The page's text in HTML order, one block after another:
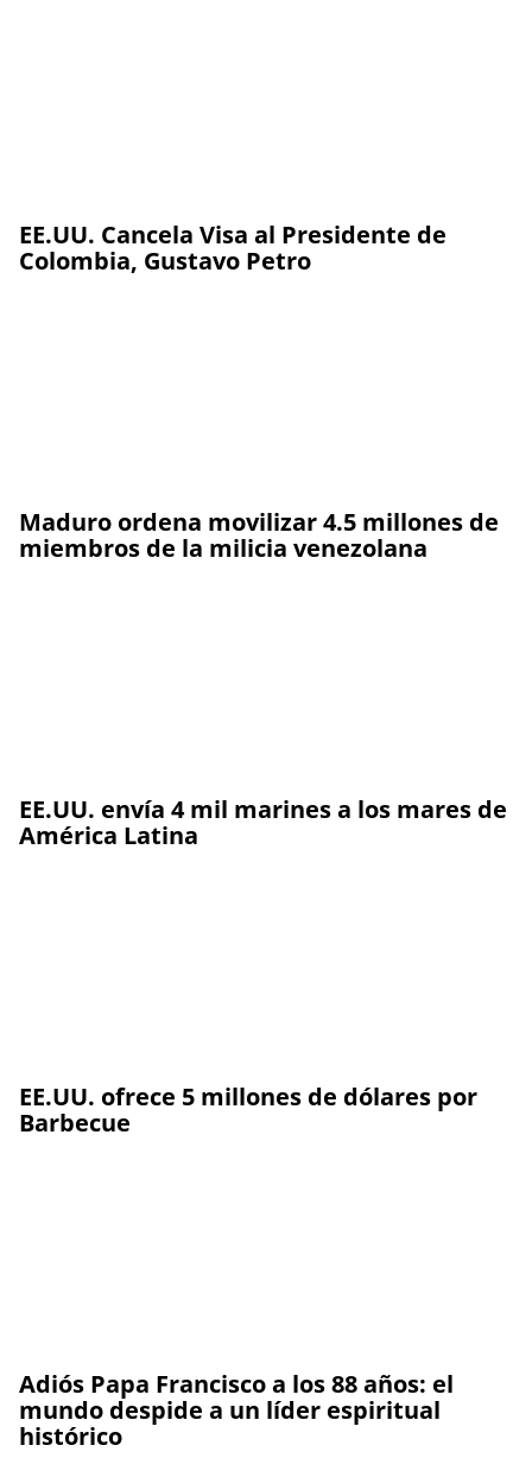
EE.UU. Cancela Visa al Presidente de
Colombia, Gustavo Petro
Maduro ordena movilizar 4.5 millones de
miembros de la milicia venezolana
EE.UU. envía 4 mil marines a los mares de
América Latina
EE.UU. ofrece 5 millones de dólares por
Barbecue
Adiós Papa Francisco a los 88 años: el
mundo despide a un líder espiritual
histórico